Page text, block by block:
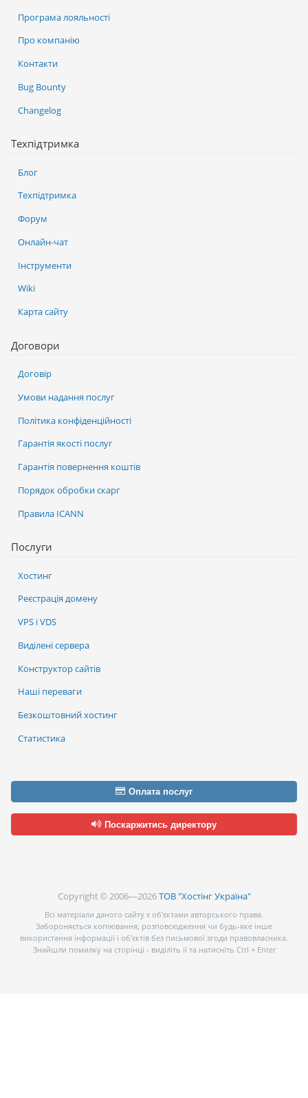
Послуги
Хостинг
Реєстрація домену
VPS і VDS
Виділені сервера
Конструктор сайтів
Наші переваги
Безкоштовний хостинг
Статистика
Програма лояльності
Про компанію
Контакти
Bug Bounty
Changelog
Техпідтримка
Блог
Техпідтримка
Форум
Онлайн-чат
Інструменти
Wiki
Карта сайту
Договори
Договір
Умови надання послуг
Політика конфіденційності
Гарантія якості послуг
Гарантія повернення коштів
Порядок обробки скарг
Правила ICANN
Оплата послуг
Поскаржитись директору
Copyright © 2006—2026ТОВ "Хостінг Україна"
Всі матеріали даного сайту є об’єктами авторського права.
Забороняється копіювання, розповсюдження чи будь-яке інше
використання інформації і об’єктів без письмової згоди правовласника.
Знайшли помилку на сторінці - виділіть її та натисніть Ctrl + Enter